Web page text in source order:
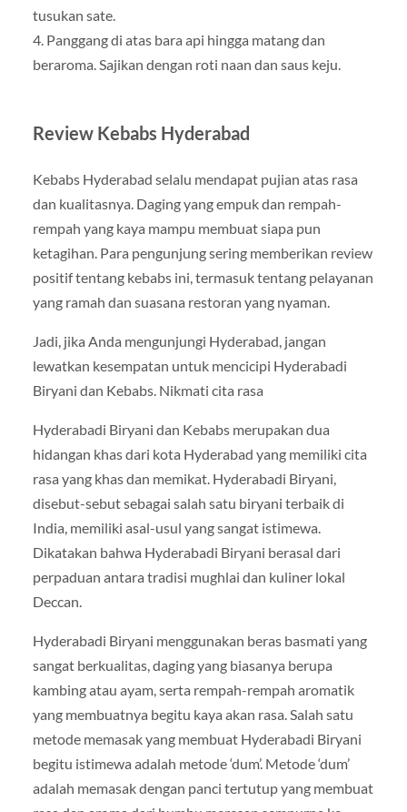
tusukan sate.
4. Panggang di atas bara api hingga matang dan
beraroma. Sajikan dengan roti naan dan saus keju.
Review Kebabs Hyderabad
Kebabs Hyderabad selalu mendapat pujian atas rasa
dan kualitasnya. Daging yang empuk dan rempah-
rempah yang kaya mampu membuat siapa pun
ketagihan. Para pengunjung sering memberikan review
positif tentang kebabs ini, termasuk tentang pelayanan
yang ramah dan suasana restoran yang nyaman.
Jadi, jika Anda mengunjungi Hyderabad, jangan
lewatkan kesempatan untuk mencicipi Hyderabadi
Biryani dan Kebabs. Nikmati cita rasa
Hyderabadi Biryani dan Kebabs merupakan dua
hidangan khas dari kota Hyderabad yang memiliki cita
rasa yang khas dan memikat. Hyderabadi Biryani,
disebut-sebut sebagai salah satu biryani terbaik di
India, memiliki asal-usul yang sangat istimewa.
Dikatakan bahwa Hyderabadi Biryani berasal dari
perpaduan antara tradisi mughlai dan kuliner lokal
Deccan.
Hyderabadi Biryani menggunakan beras basmati yang
sangat berkualitas, daging yang biasanya berupa
kambing atau ayam, serta rempah-rempah aromatik
yang membuatnya begitu kaya akan rasa. Salah satu
metode memasak yang membuat Hyderabadi Biryani
begitu istimewa adalah metode ‘dum’. Metode ‘dum’
adalah memasak dengan panci tertutup yang membuat